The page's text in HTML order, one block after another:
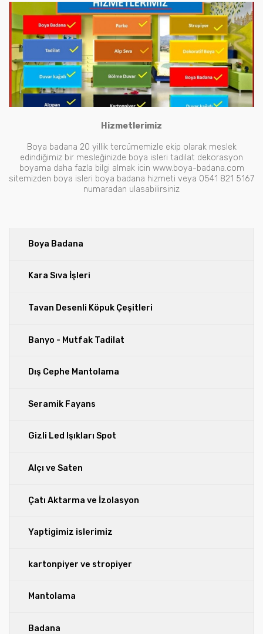
Boya Badana
Kara Sıva İşleri
Tavan Desenli Köpuk Çeşitleri
Banyo - Mutfak Tadilat
Dış Cephe Mantolama
Seramik Fayans
Gizli Led Işıkları Spot
Alçı ve Saten
Çatı Aktarma ve İzolasyon
Yaptigimiz islerimiz
kartonpiyer ve stropiyer
Mantolama
Badana
Hizmetlerimiz
Boya badana 20 yillik tercümemizle ekip olarak meslek
edindiğimiz bir mesleğinizde boya isleri tadilat dekorasyon
boyama daha fazla bilgi almak icin www.boya-badana.com
sitemizden boya isleri boya badana hizmeti veya 0541 821 5167
numaradan ulasabilirsiniz